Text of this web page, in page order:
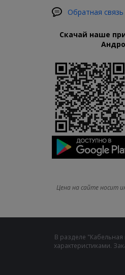
Обратная связь
Скачай наше
Цена на сайте носит
В разделе
характеристиками.